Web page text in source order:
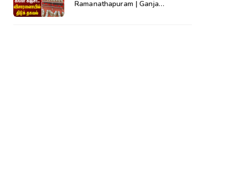
Ramanathapuram | Ganja